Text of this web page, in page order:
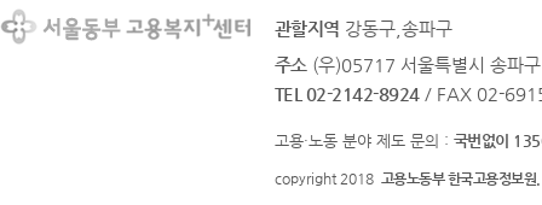
관할지역 강동구,송파구
주소 (우)05717 서울특별시 송파
TEL 02-2142-8924 / FAX 02-
고용·노동 분야 제도 문의 : 국번없이
copyright 2018 고용노동부 한국고용정보원.